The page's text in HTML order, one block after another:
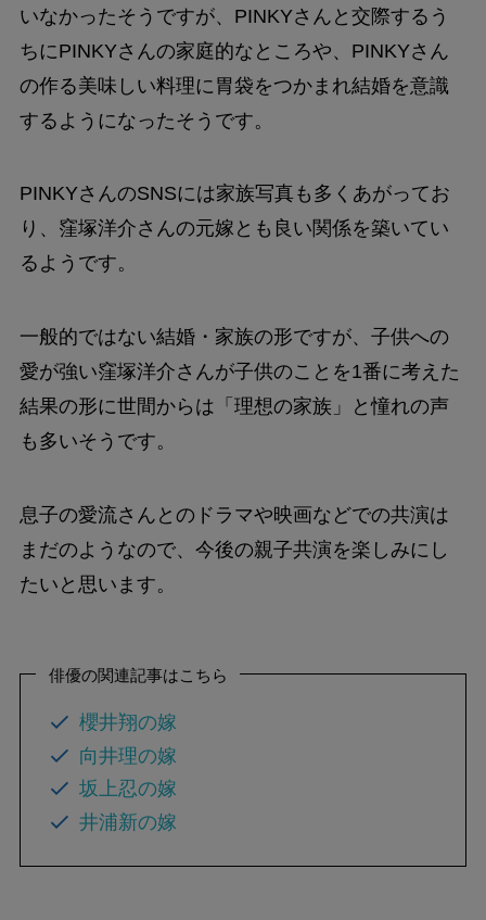
いなかったそうですが、PINKYさんと交際するう
ちにPINKYさんの家庭的なところや、PINKYさん
の作る美味しい料理に胃袋をつかまれ結婚を意識
するようになったそうです。
PINKYさんのSNSには家族写真も多くあがってお
り、窪塚洋介さんの元嫁とも良い関係を築いてい
るようです。
一般的ではない結婚・家族の形ですが、子供への
愛が強い窪塚洋介さんが子供のことを1番に考えた
結果の形に世間からは「理想の家族」と憧れの声
も多いそうです。
息子の愛流さんとのドラマや映画などでの共演は
まだのようなので、今後の親子共演を楽しみにし
たいと思います。
俳優の関連記事はこちら
櫻井翔の嫁
向井理の嫁
坂上忍の嫁
井浦新の嫁